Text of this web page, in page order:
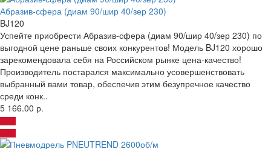
Абразив-сфера (диам 90/шир 40/зер 230)
BJ120
Успейте приобрести Абразив-сфера (диам 90/шир 40/зер 230) по
выгодной цене раньше своих конкурентов! Модель BJ120 хорошо
зарекомендовала себя на Российском рынке цена-качество!
Производитель постарался максимально усовершенствовать
выбранный вами товар, обеспечив этим безупречное качество
среди конк..
5 166.00 р.